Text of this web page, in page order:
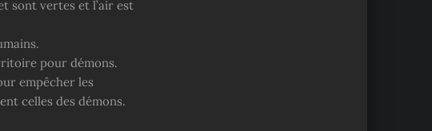
sont vertes et l’air est
pour démons.
empêcher les
celles des démons.